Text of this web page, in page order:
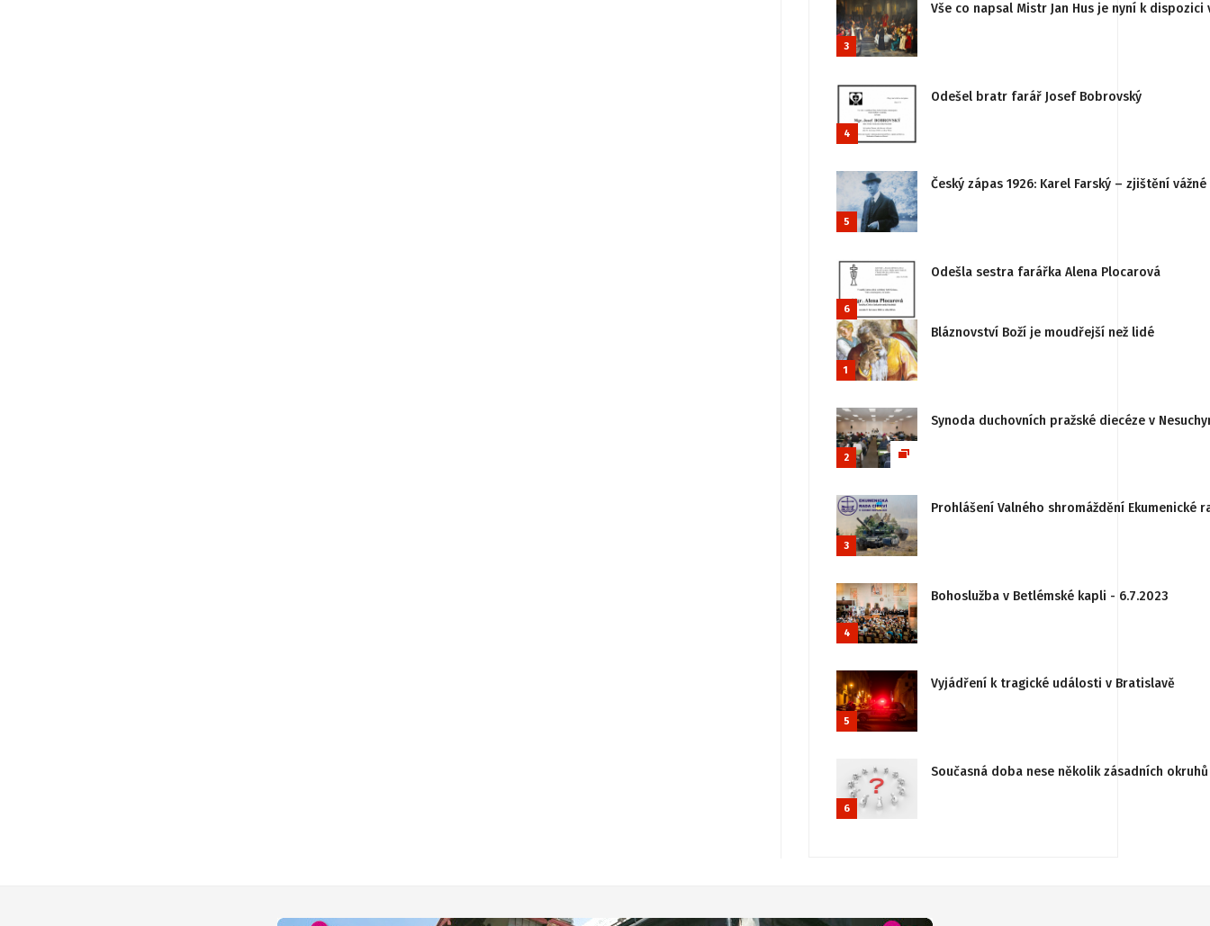
3
Vše co napsal Mistr Jan Hus je nyní k
4
Odešel bratr farář Josef Bobrovský
5
Český zápas 1926: Karel Farský – zjištění
6
Odešla sestra farářka Alena Plocarová
1
Bláznovství Boží je moudřejší než lidé
2
Synoda duchovních pražské diecéze v
3
Prohlášení Valného shromáždění
4
Bohoslužba v Betlémské kapli - 6.7.2023
5
Vyjádření k tragické události v Bratislavě
6
Současná doba nese několik zásadních